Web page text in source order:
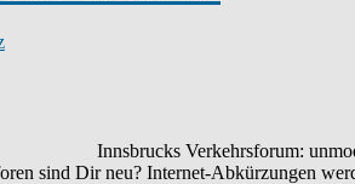
Innsbrucks Verkehrsforum:
sind Dir neu? Internet-Abkürzungen